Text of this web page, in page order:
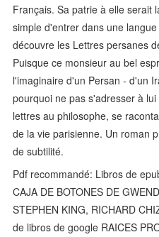
Français. Sa patrie à elle serait
simple d'entrer dans une
découvre les Lettres persanes
Puisque ce monsieur au bel
l'imaginaire d'un Persan - d'un
pourquoi ne pas s'adresser à
lettres au philosophe, se
de la vie parisienne. Un roman
de subtilité.
Pdf recommandé: Libros de
CAJA DE BOTONES DE
STEPHEN KING, RICHARD
de libros de google RAICES